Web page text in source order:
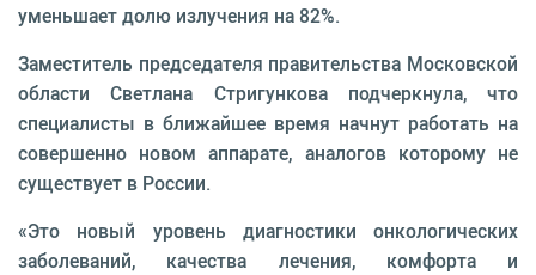
уменьшает долю излучения на 82%.
Заместитель председателя правительства Московской
области Светлана Стригункова подчеркнула, что
специалисты в ближайшее время начнут работать на
совершенно новом аппарате, аналогов которому не
существует в России.
«Это новый уровень диагностики онкологических
заболеваний, качества лечения, комфорта и